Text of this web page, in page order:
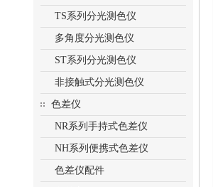
TS系列分光测色仪
多角度分光测色仪
ST系列分光测色仪
非接触式分光测色仪
色差仪
NR系列手持式色差仪
NH系列便携式色差仪
色差仪配件